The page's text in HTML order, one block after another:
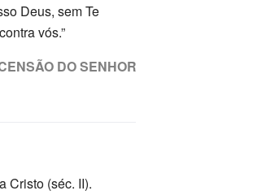
Deus, sem Te
vós.”
DO SENHOR
Cristo (séc. II).